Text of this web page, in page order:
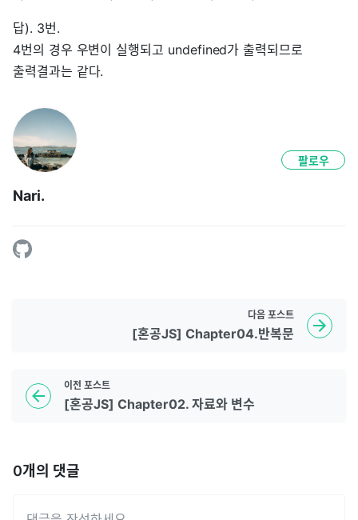
답). 3번.
4번의 경우 우변이 실행되고 undefined가 출력되므로
출력결과는 같다.
Nari.
팔로우
이전 포스트
[혼공JS] Chapter02. 자료와 변수
다음 포스트
[혼공JS] Chapter04.반복문
0개의 댓글